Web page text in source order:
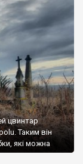
цвинтар
Таким він
які можна
цвинтар